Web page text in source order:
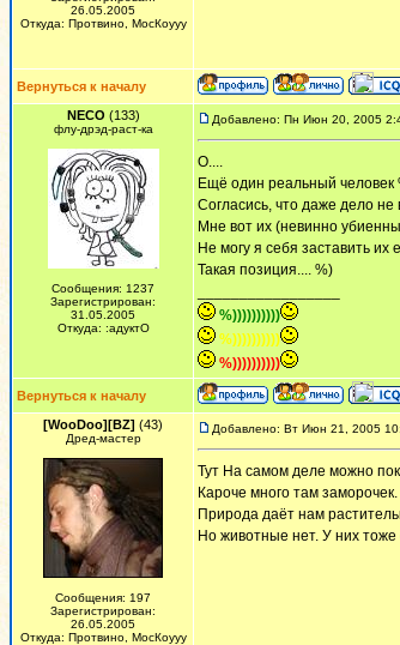
26.05.2005
Откуда: Протвино, МосКоууу
Вернуться к началу
NECO (133)
флу-дрэд-раст-ка
Сообщения: 1237
Зарегистрирован:
31.05.2005
Откуда: :адуктО
Добавлено: Пн Июн 20, 2005
О....
Ещё один реальный человек
Согласись, что даже дело не
Мне вот их (невинно
Не могу я себя заставить их
Такая позиция.... %)
%))))))))))
%))))))))))
%))))))))))
Вернуться к началу
[WooDoo][BZ] (43)
Дред-мастер
Сообщения: 197
Зарегистрирован:
26.05.2005
Откуда: Протвино, МосКоууу
Добавлено: Вт Июн 21, 2005
Тут На самом деле можно
Кароче много там
Природа даёт нам
Но животные нет. У них